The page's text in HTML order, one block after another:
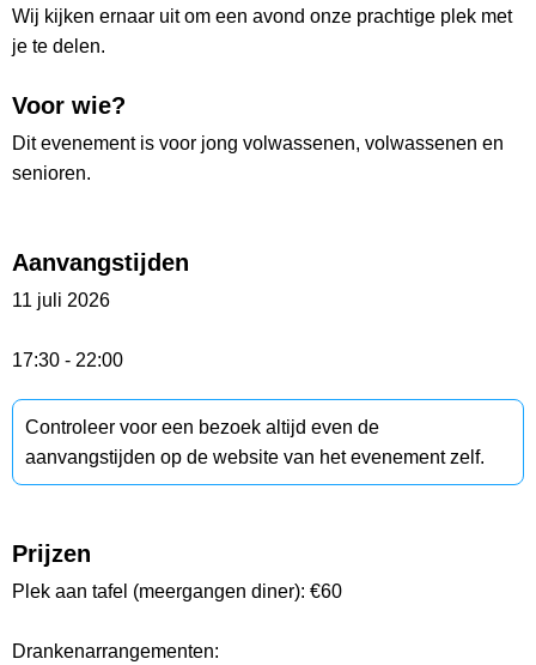
Wij kijken ernaar uit om een avond onze prachtige plek met
je te delen.
Voor wie?
Dit evenement is voor jong volwassenen, volwassenen en
senioren.
Aanvangstijden
11 juli 2026
17:30 - 22:00
Controleer voor een bezoek altijd even de
aanvangstijden op de website van het evenement zelf.
Prijzen
Plek aan tafel (meergangen diner): €60
Drankenarrangementen: